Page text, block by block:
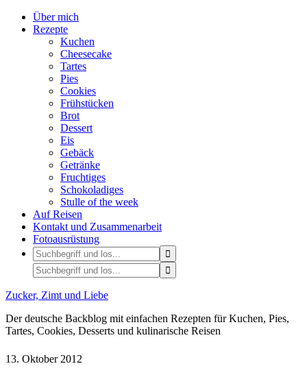
Über mich
Rezepte
Kuchen
Cheesecake
Tartes
Pies
Cookies
Frühstücken
Brot
Dessert
Eis
Gebäck
Getränke
Fruchtiges
Schokoladiges
Stulle of the week
Auf Reisen
Kontakt und Zusammenarbeit
Fotoausrüstung
Zucker, Zimt und Liebe
Der deutsche Backblog mit einfachen Rezepten für Kuchen, Pies,
Tartes, Cookies, Desserts und kulinarische Reisen
13. Oktober 2012